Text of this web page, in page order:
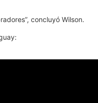
concluyó Wilson.